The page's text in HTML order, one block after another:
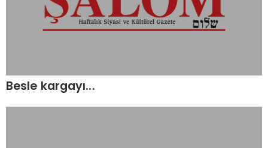
Besle kargayı...